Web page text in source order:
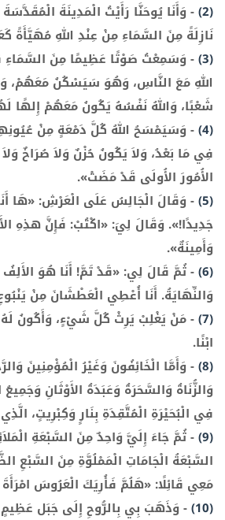
(2)
- وَأَنَا يُوحَنَّا رَأَيْتُ الْمَدِينَةَ
نَازِلَةً مِنَ السَّمَاءِ مِنْ عِنْدِ اللهِ مُهَيَّأَةً
(3)
- وَسَمِعْتُ صَوْتًا عَظِيمًا مِنَ السَّمَاءِ
اللهِ مَعَ النَّاسِ، وَهُوَ سَيَسْكُنُ مَعَهُمْ،
شَعْبًا، وَاللهُ نَفْسُهُ يَكُونُ مَعَهُمْ إِلهًا
(4)
- وَسَيَمْسَحُ اللهُ كُلَّ دَمْعَةٍ مِنْ
فِي مَا بَعْدُ، وَلاَ يَكُونُ حُزْنٌ وَلاَ صُرَاخٌ
الأُمُورَ الأُولَى قَدْ مَضَتْ».
(5)
- وَقَالَ الْجَالِسُ عَلَى الْعَرْشِ: «هَا
جَدِيدًا!». وَقَالَ لِيَ: «اكْتُبْ: فَإِنَّ هذِهِ
وَأَمِينَةٌ».
(6)
-ثُمَّ قَالَ لِي: «قَدْ تَمَّ! أَنَا هُوَ الأَلِفُ
وَالنِّهَايَةُ. أَنَا أُعْطِي الْعَطْشَانَ مِنْ يَنْبُوعِ
(7)
-مَنْ يَغْلِبْ يَرِثْ كُلَّ شَيْءٍ، وَأَكُونُ
ابْنًا.
(8)
- وَأَمَّا الْخَائِفُونَ وَغَيْرُ الْمُؤْمِنِينَ
وَالزُّنَاةُ وَالسَّحَرَةُ وَعَبَدَةُ الأَوْثَانِ
فِي الْبُحَيْرَةِ الْمُتَّقِدَةِ بِنَارٍ وَكِبْرِيتٍ،
(9)
-ثُمَّ جَاءَ إِلَيَّ وَاحِدٌ مِنَ السَّبْعَةِ
السَّبْعَةُ الْجَامَاتِ الْمَمْلُوَّةِ مِنَ السَّبْعِ
مَعِي قَائِلًا: «هَلُمَّ فَأُرِيَكَ الْعَرُوسَ
(10)
- وَذَهَبَ بِي بِالرُّوحِ إِلَى جَبَل عَظِيمٍ